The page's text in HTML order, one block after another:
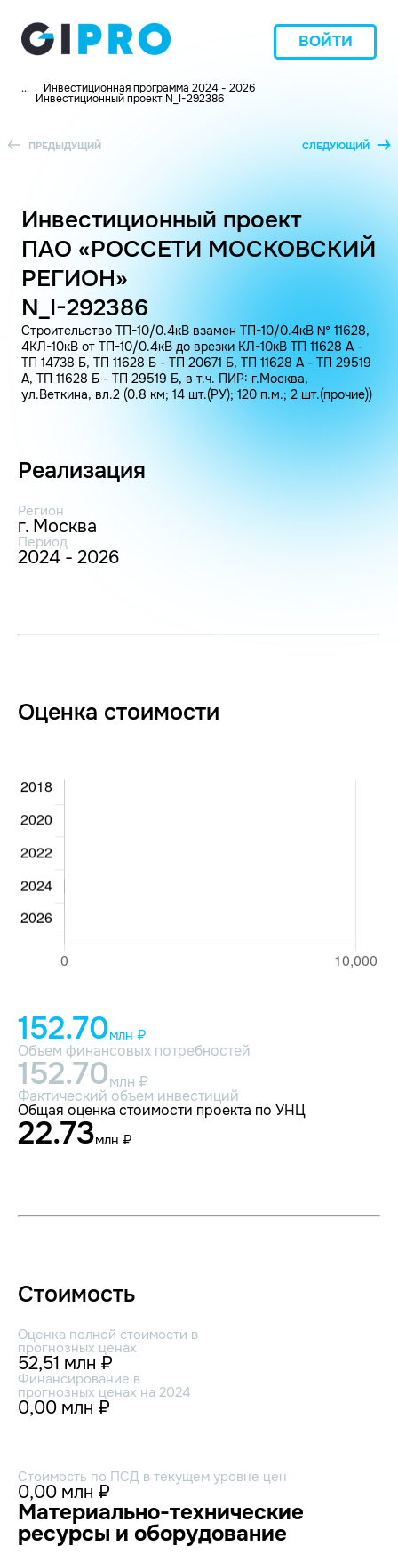
ВОЙТИ
... Инвестиционная программа 2024 - 2026
Инвестиционный проект N_I-292386
ПРЕДЫДУЩИЙ СЛЕДУЮЩИЙ
Инвестиционный проект
ПАО «РОССЕТИ МОСКОВСКИЙ
РЕГИОН»
N_I-292386
Строительство ТП-10/0.4кВ взамен ТП-10/0.4кВ № 11628,
4КЛ-10кВ от ТП-10/0.4кВ до врезки КЛ-10кВ ТП 11628 А -
ТП 14738 Б, ТП 11628 Б - ТП 20671 Б, ТП 11628 А - ТП 29519
А, ТП 11628 Б - ТП 29519 Б, в т.ч. ПИР: г.Москва,
ул.Веткина, вл.2 (0.8 км; 14 шт.(РУ); 120 п.м.; 2 шт.(прочие))
Реализация
Регион
г. Москва
Период
2024 - 2026
Оценка стоимости
152.70млн ₽
Объем финансовых потребностей
152.70млн ₽
Фактический объем инвестиций
Общая оценка стоимости проекта по УНЦ
22.73млн ₽
Стоимость
Оценка полной стоимости в
прогнозных ценах
52,51 млн ₽
Финансирование в
прогнозных ценах на 2024
0,00 млн ₽
Стоимость по ПСД в текущем уровне цен
0,00 млн ₽
Материально-технические
ресурсы и оборудование